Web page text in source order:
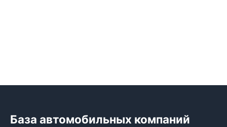
База автомобильных компаний